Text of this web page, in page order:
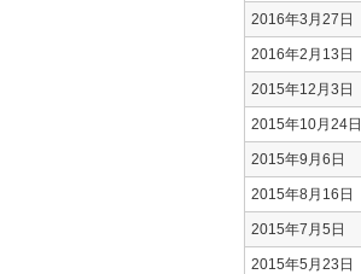
2016年3月27日
2016年2月13日
2015年12月3日
2015年10月24日
2015年9月6日
2015年8月16日
2015年7月5日
2015年5月23日